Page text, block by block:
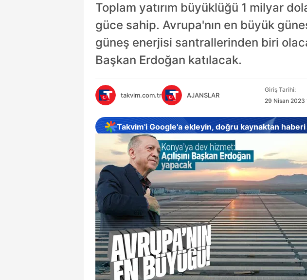
Toplam yatırım büyüklüğü 1 milyar
güce sahip. Avrupa'nın en büyük
güneş enerjisi santrallerinden biri
Başkan Erdoğan katılacak.
takvim.com.tr AJANSLAR
Giriş Tarihi:
29 Nisan 2023
Takvim'i Google'a ekleyin, doğru kaynaktan haberi